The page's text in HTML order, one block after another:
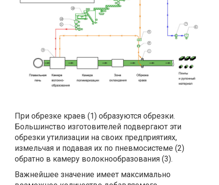
При обрезке краев (1) образуются обрезки.
Большинство изготовителей подвергают эти
обрезки утилизации на своих предприятиях,
измельчая и подавая их по пневмосистеме (2)
обратно в камеру волокнообразования (3).
Важнейшее значение имеет максимально